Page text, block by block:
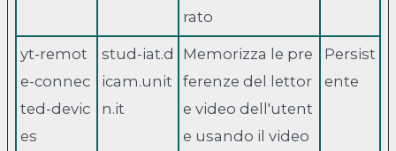
rato
yt-remot
e-connec
ted-devic
es
stud-iat.d
icam.unit
n.it
Memorizza le pre
ferenze del lettor
e video dell'utent
e usando il video
Persist
ente